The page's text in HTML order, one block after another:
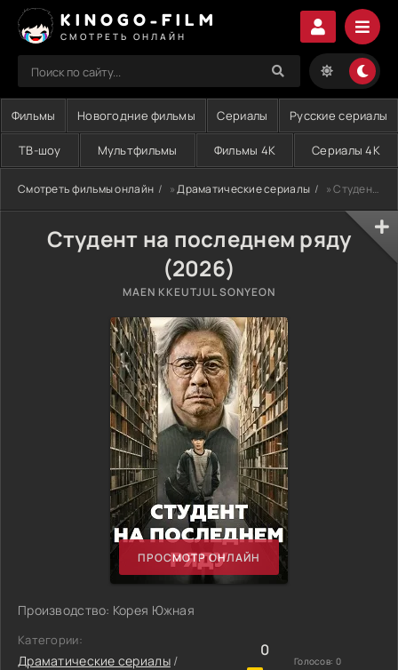
KINOGO-FILM
СМОТРЕТЬ ОНЛАЙН
Фильмы Новогодние фильмы Сериалы Русские сериалы
ТВ-шоу Мультфильмы Фильмы 4K Сериалы 4K
Смотреть фильмы онлайн »Драматические сериалы » Студент на последнем ряду (2026)
Студент на последнем ряду
(2026)
MAEN KKEUTJUL SONYEON
ПРОСМОТР ОНЛАЙН
Производство: Корея Южная
Категории:
Драматические сериалы/
0
Голосов: 0